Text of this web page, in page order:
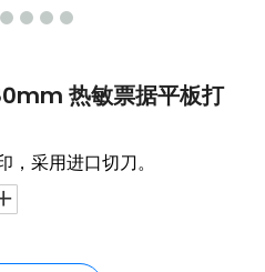
热敏票据平板打
，采用进口切刀。